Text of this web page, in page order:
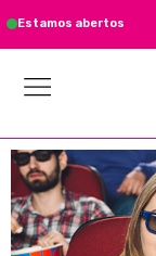
Estamos abertos